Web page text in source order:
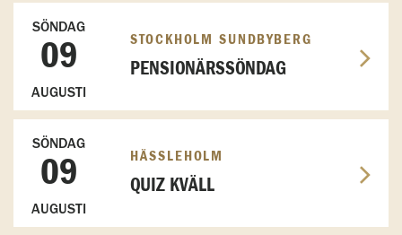
SÖNDAG
09
AUGUSTI
STOCKHOLM SUNDBYBERG
PENSIONÄRSSÖNDAG
SÖNDAG
09
AUGUSTI
HÄSSLEHOLM
QUIZ KVÄLL